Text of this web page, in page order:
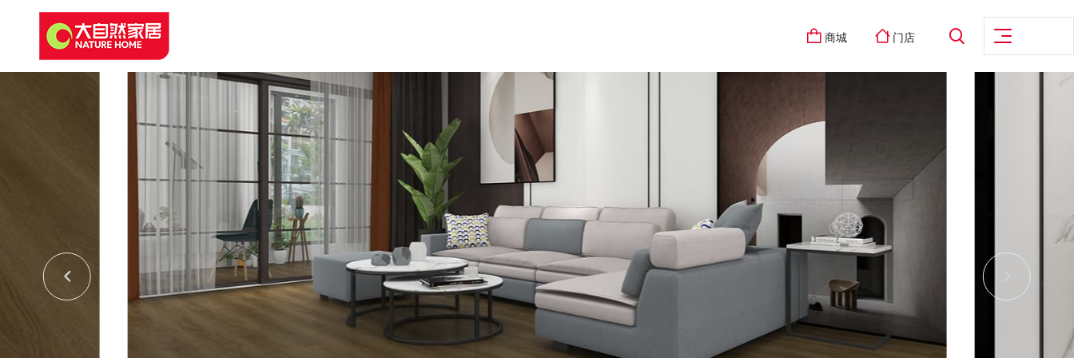
商城 门店